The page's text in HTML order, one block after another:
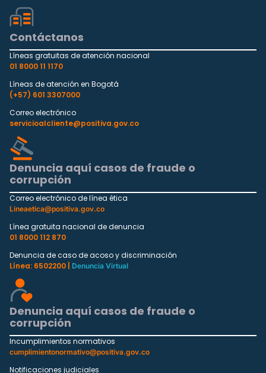
Contáctanos
Líneas gratuitas de atención nacional
01 8000 11 1170
Líneas de atención en Bogotá
(+57) 601 3307000
Correo electrónico
servicioalcliente@positiva.gov.co
Denuncia aquí casos de fraude o
corrupción
Correo electrónico de línea ética
Lineaetica@positiva.gov.co
Línea gratuita nacional de denuncia
01 8000 112 870
Denuncia de caso de acoso y discriminación
Línea: 6502200 |
Denuncia Virtual
Denuncia aquí casos de fraude o
corrupción
Incumplimientos normativos
cumplimientonormativo@positiva.gov.co
Notificaciones judiciales